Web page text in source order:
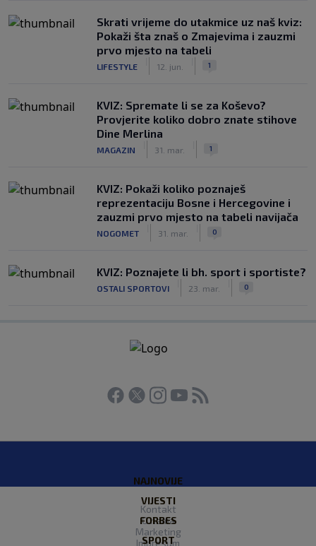
Skrati vrijeme do utakmice uz naš kviz:
Pokaži šta znaš o Zmajevima i zauzmi
prvo mjesto na tabeli
LIFESTYLE 12. jun. 1
KVIZ: Spremate li se za Koševo?
Provjerite koliko dobro znate stihove
Dine Merlina
MAGAZIN 31. mar. 1
KVIZ: Pokaži koliko poznaješ
reprezentaciju Bosne i Hercegovine i
zauzmi prvo mjesto na tabeli navijača
NOGOMET 31. mar. 0
KVIZ: Poznajete li bh. sport i sportiste?
OSTALI SPORTOVI 23. mar. 0
NAJNOVIJE
VIJESTI
FORBES
SPORT
Kontakt
O nama
Marketing
Impresum